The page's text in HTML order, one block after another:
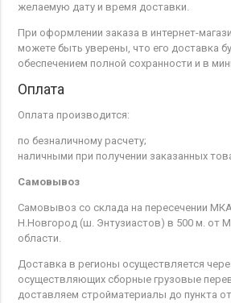
желаемую дату и время доставки.
При оформлении заказа в интернет-
можете быть уверены, что его доставка
обеспечением полной сохранности и в
Оплата
Оплата производится:
по безналичному расчету;
наличными при получении заказанных
Самовывоз
Самовывоз со склада на пересечении
Н.Новгород (ш. Энтузиастов) в 500 м. от
области.
Доставка в регионы осуществляется
осуществляющих сборные грузовые
доставляем стройматериалы до пункта